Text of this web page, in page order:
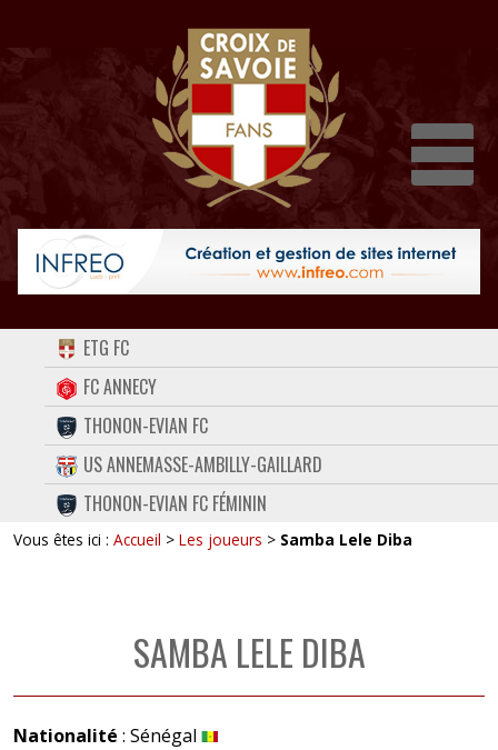
ACCUEIL
FORUM
CONTACT
FACEBOOK
TWITTER
ETG FC
FC ANNECY
THONON-EVIAN FC
US ANNEMASSE-AMBILLY-GAILLARD
THONON-EVIAN FC FÉMININ
Vous êtes ici : Accueil > Les joueurs > Samba Lele Diba
SAMBA LELE DIBA
Nationalité : Sénégal